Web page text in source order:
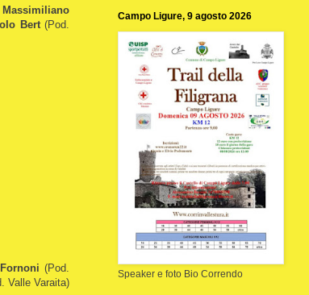
Massimiliano
Bert(Pod.
(Pod.
Valle Varaita)
Campo Ligure, 9 agosto 2026
Speaker e foto Bio Correndo